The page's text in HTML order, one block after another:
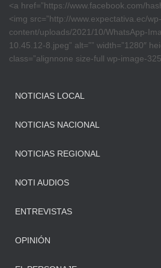
<a href=”https://www.facebook.com/
<img src=”http://www.expectativa.ec/wp-
content/uploads/2021/10/WhatsApp-
10.45.12-8.jpeg” alt=”” width=”1280″
class=”alignnone size-full wp-image-
NOTICIAS LOCAL
NOTICIAS NACIONAL
NOTICIAS REGIONAL
NOTI AUDIOS
ENTREVISTAS
OPINIÓN